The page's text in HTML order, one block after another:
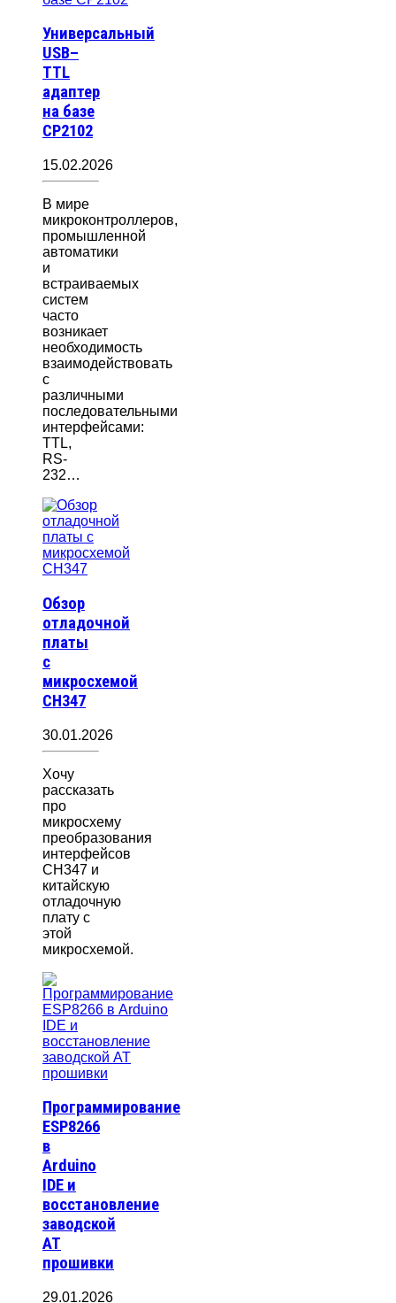
Универсальный
USB–
TTL
адаптер
на базе
CP2102
15.02.2026
В мире
микроконтроллеров,
промышленной
автоматики
и
встраиваемых
систем
часто
возникает
необходимость
взаимодействовать
с
различными
последовательными
интерфейсами:
TTL,
RS-
232…
Обзор
отладочной
платы
с
микросхемой
CH347
30.01.2026
Хочу
рассказать
про
микросхему
преобразования
интерфейсов
CH347 и
китайскую
отладочную
плату с
этой
микросхемой.
Программирование
ESP8266
в
Arduino
IDE и
восстановление
заводской
AT
прошивки
29.01.2026